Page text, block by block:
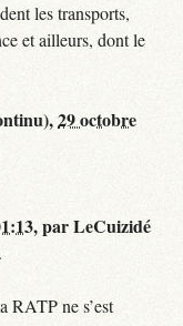
les transports,
et ailleurs, dont le
29 octobre
,parLeCuizidé
RATP ne s’est